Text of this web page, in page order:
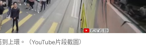
上環。（YouTube片段截圖）